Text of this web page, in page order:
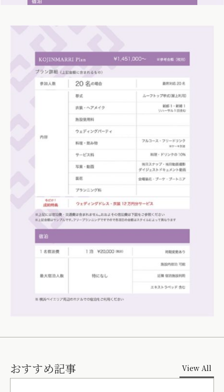
おすすめ記事 View All